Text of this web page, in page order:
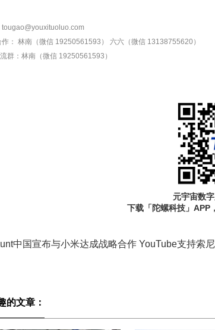
tougao@youxituoluo.com
： 林南（微信 19250561593）
六六（微信 13138755620）
群： 林南（微信 19250561593）
元宇宙数
下载「陀螺科技」APP
中国宣布与小米达成战略合作 YouTube支持索尼
的文章：